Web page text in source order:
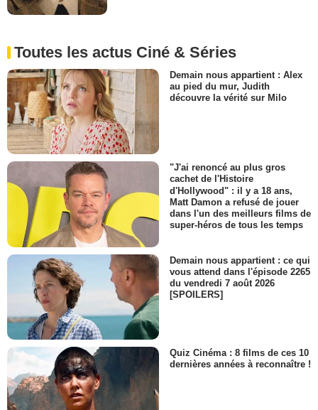
Toutes les actus Ciné & Séries
Demain nous appartient : Alex
au pied du mur, Judith
découvre la vérité sur Milo
"J'ai renoncé au plus gros
cachet de l'Histoire
d'Hollywood" : il y a 18 ans,
Matt Damon a refusé de jouer
dans l'un des meilleurs films de
super-héros de tous les temps
Demain nous appartient : ce qui
vous attend dans l'épisode 2265
du vendredi 7 août 2026
[SPOILERS]
Quiz Cinéma : 8 films de ces 10
dernières années à reconnaître !